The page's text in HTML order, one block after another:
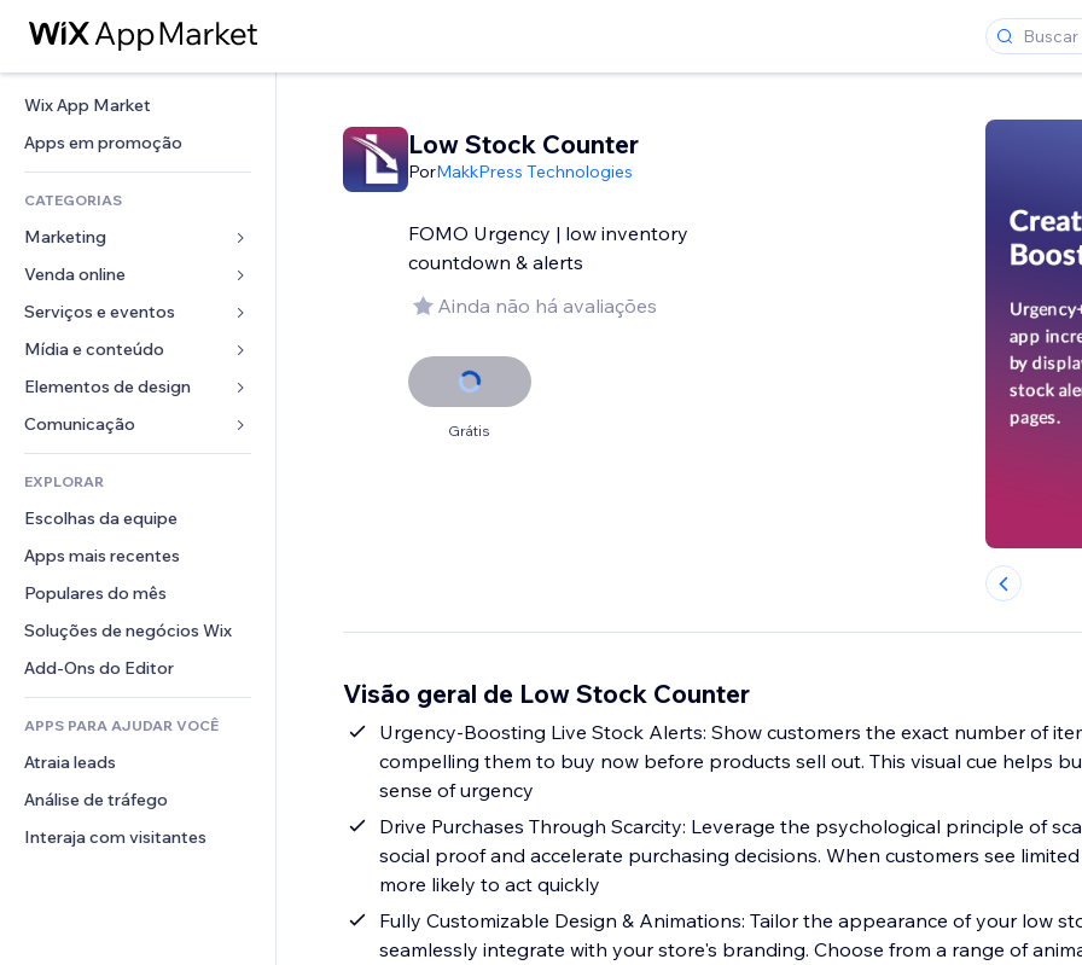
Wix App Market
Apps em promoção
CATEGORIAS
Marketing
Anúncios
Mobile
Análises
Listas do site
Email
Venda online
Apps para lojas
Frete e entrega
Botões de venda
Contabilidade
Cupons e fidelidade
Soluções de armazenamento
Serviços e eventos
Hotéis
Eventos
Restaurantes
Imobiliária
Meus agendamentos
Mídia e conteúdo
Galeria
Músicas
Podcasts
Fotografia
Vídeo
PDF
Compartilhamento de arquivos
Notícias
Elementos de design
Mapas e navegação
Privacidade e segurança
Relógio
Templates de página
Efeitos de imagem
Botões e menus
Banners e selos
Calculadoras
Busca
Previsão do tempo
Tabelas e gráficos
Formulários
Enquetes
Chat
Comentários
Telefone
Comunidade
Avaliações e depoimentos
CRM
EXPLORAR
Escolhas da equipe
Apps mais recentes
Populares do mês
Soluções de negócios Wix
Add-Ons do Editor
APPS PARA AJUDAR VOCÊ
Atraia leads
Análise de tráfego
Interaja com visitantes
Low Stock Counter
PorMakkPress Technologies
FOMO Urgency | low inventory
countdown & alerts
Ainda não há avaliações
Grátis
Visão geral de Low Stock Counter
Urgency-Boosting Live Stock Alerts: Show customers the exact number of
compelling them to buy now before products sell out. This visual cue helps
sense of urgency
Drive Purchases Through Scarcity: Leverage the psychological principle of
social proof and accelerate purchasing decisions. When customers see
more likely to act quickly
Fully Customizable Design & Animations: Tailor the appearance of your low
seamlessly integrate with your store's branding. Choose from a range of